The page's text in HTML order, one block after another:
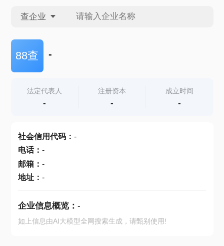
查企业
查企业
查产地
88查 -
法定代表人
-
注册资本
-
成立时间
-
社会信用代码： -
电话： -
邮箱： -
地址： -
企业信息概览： -
如上信息由AI大模型全网搜索生成，请甄别使用!